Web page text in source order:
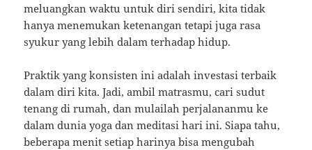
meluangkan waktu untuk diri sendiri, kita tidak
hanya menemukan ketenangan tetapi juga rasa
syukur yang lebih dalam terhadap hidup.
Praktik yang konsisten ini adalah investasi terbaik
dalam diri kita. Jadi, ambil matrasmu, cari sudut
tenang di rumah, dan mulailah perjalananmu ke
dalam dunia yoga dan meditasi hari ini. Siapa tahu,
beberapa menit setiap harinya bisa mengubah